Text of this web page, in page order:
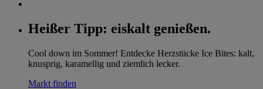
Heißer Tipp: eiskalt genießen.
Cool down im Sommer! Entdecke Herzstücke Ice Bites: kalt,
knusprig, karamellig und ziemlich lecker.
Markt finden